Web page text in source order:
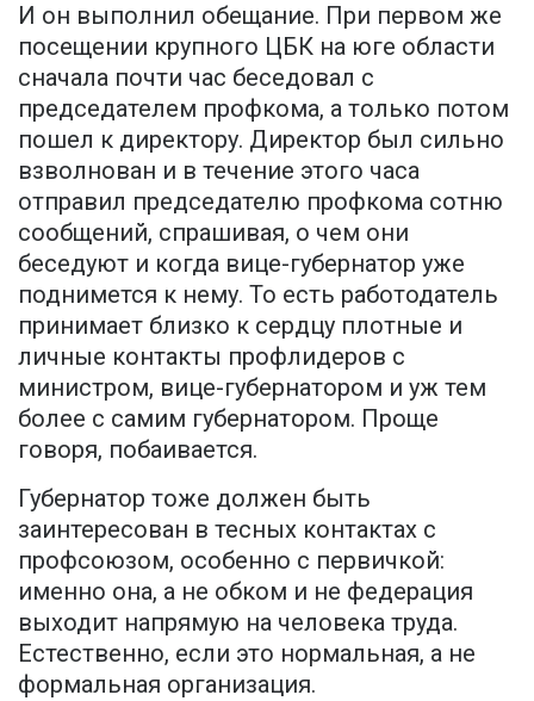
И он выполнил обещание. При первом же
посещении крупного ЦБК на юге области
сначала почти час беседовал с
председателем профкома, а только потом
пошел к директору. Директор был сильно
взволнован и в течение этого часа
отправил председателю профкома сотню
сообщений, спрашивая, о чем они
беседуют и когда вице-губернатор уже
поднимется к нему. То есть работодатель
принимает близко к сердцу плотные и
личные контакты профлидеров с
министром, вице-губернатором и уж тем
более с самим губернатором. Проще
говоря, побаивается.
Губернатор тоже должен быть
заинтересован в тесных контактах с
профсоюзом, особенно с первичкой:
именно она, а не обком и не федерация
выходит напрямую на человека труда.
Естественно, если это нормальная, а не
формальная организация.